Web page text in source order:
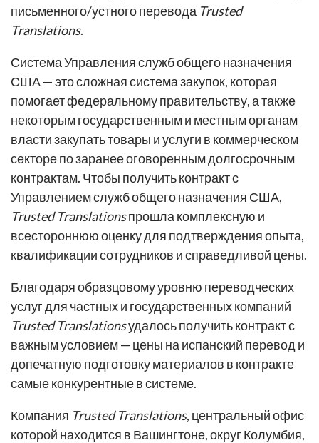
письменного/устного перевода Trusted
Translations.
Система Управления служб общего назначения
США — это сложная система закупок, которая
помогает федеральному правительству, а также
некоторым государственным и местным органам
власти закупать товары и услуги в коммерческом
секторе по заранее оговоренным долгосрочным
контрактам. Чтобы получить контракт с
Управлением служб общего назначения США,
Trusted Translationsпрошла комплексную и
всестороннюю оценку для подтверждения опыта,
квалификации сотрудников и справедливой цены.
Благодаря образцовому уровню переводческих
услуг для частных и государственных компаний
Trusted Translationsудалось получить контракт с
важным условием — цены на испанский перевод и
допечатную подготовку материалов в контракте
самые конкурентные в системе.
Компания Trusted Translations, центральный офис
которой находится в Вашингтоне, округ Колумбия,